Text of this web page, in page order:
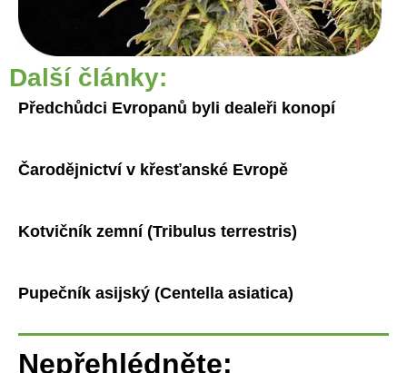
Další články:
Předchůdci Evropanů byli dealeři konopí
Čarodějnictví v křesťanské Evropě
Kotvičník zemní (Tribulus terrestris)
Pupečník asijský (Centella asiatica)
Nepřehlédněte: